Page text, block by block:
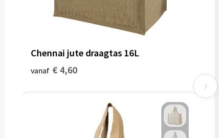
Chennai jute draagtas 16L
vanaf € 4,60